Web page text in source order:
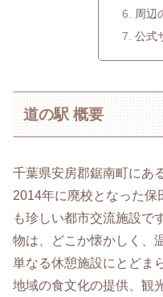
周辺
公式
道の駅 概要
千葉県安房郡鋸南町にあ
2014年に廃校となった保
も珍しい都市交流施設で
物は、どこか懐かしく、
単なる休憩施設にとどま
地域の食文化の提供、観